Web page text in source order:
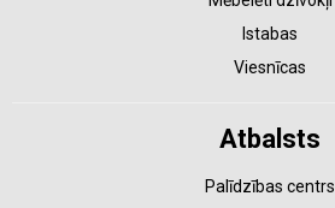
Istabas
Viesnīcas
Atbalsts
Palīdzības centrs